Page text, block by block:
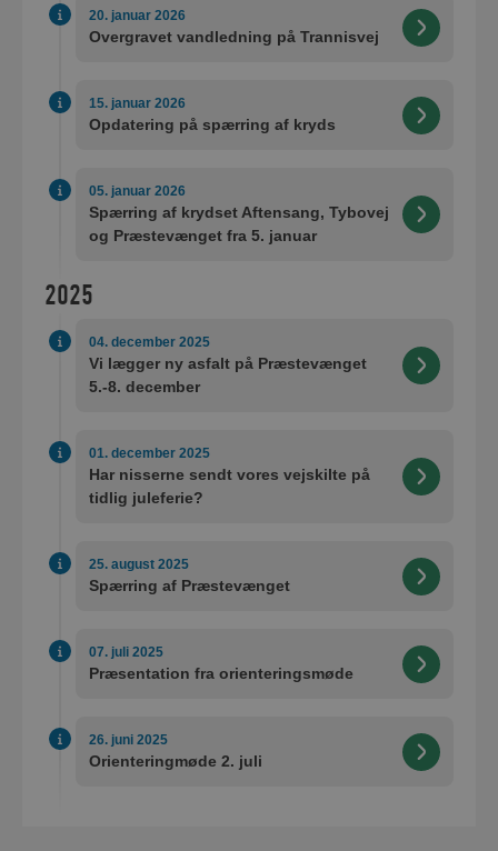
20. januar 2026
Overgravet vandledning på Trannisvej
15. januar 2026
Opdatering på spærring af kryds
05. januar 2026
Spærring af krydset Aftensang, Tybovej
og Præstevænget fra 5. januar
2025
04. december 2025
Vi lægger ny asfalt på Præstevænget
5.-8. december
01. december 2025
Har nisserne sendt vores vejskilte på
tidlig juleferie?
25. august 2025
Spærring af Præstevænget
07. juli 2025
Præsentation fra orienteringsmøde
26. juni 2025
Orienteringmøde 2. juli